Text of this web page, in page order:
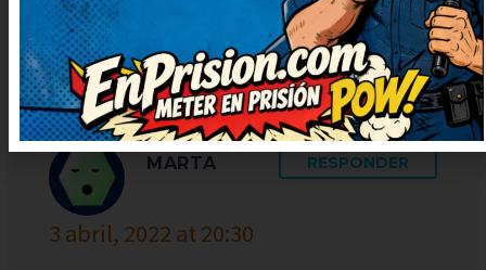
MARTA
3 abril, 2022 at 20:30
RESPONDER